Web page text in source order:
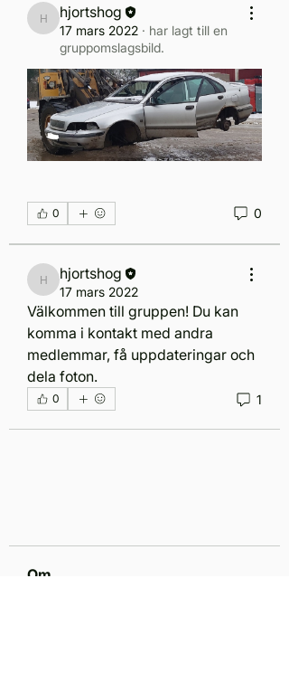
hjortshog
hjortshog
17 mars 2022 · har lagt till en
gruppomslagsbild.
0 0
hjortshog
hjortshog
17 mars 2022
Välkommen till gruppen! Du kan
komma i kontakt med andra
medlemmar, få uppdateringar och
dela foton.
0 1
Om